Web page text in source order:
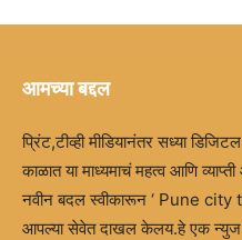
आमच्या बद्दल
प्रिंट,टीव्ही मीडियानंतर सध्या
काळात या माध्यमाचं महत्व आणि
नवीन बदल स्वीकारून ‘ Pune city
आपल्या सेवेत दाखल केलय.हे एक